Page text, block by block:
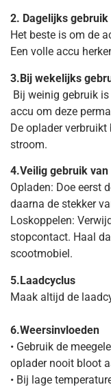
2. Dagelijks gebruik
Het beste is om de
Een volle accu
3.Bij wekelijks
Bij weinig gebruik
accu om deze
De oplader
stroom.
4.Veilig gebruik van
Opladen: Doe eerst
daarna de stekker
Loskoppelen:
stopcontact. Haal
scootmobiel.
5.Laadcyclus
Maak altijd de
6.Weersinvloeden
• Gebruik de
oplader nooit bloot
• Bij lage